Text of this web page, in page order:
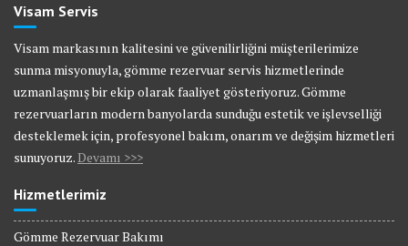
Visam Servis
Visam markasının kalitesini ve güvenilirliğini müşterilerimize
sunma misyonuyla, gömme rezervuar servis hizmetlerinde
uzmanlaşmış bir ekip olarak faaliyet gösteriyoruz. Gömme
rezervuarların modern banyolarda sunduğu estetik ve işlevselliği
desteklemek için, profesyonel bakım, onarım ve değişim hizmetleri
sunuyoruz. Devamı >>>
Hizmetlerimiz
Gömme Rezervuar Bakımı